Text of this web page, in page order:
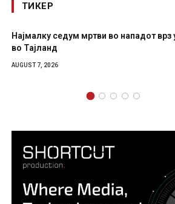
ТИКЕР
седум мртви во нападот врз училиште